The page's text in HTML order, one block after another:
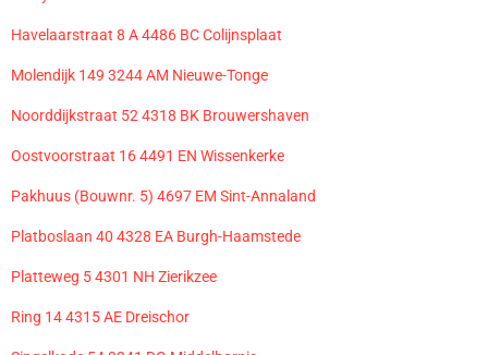
Havelaarstraat 8 A 4486 BC Colijnsplaat
Molendijk 149 3244 AM Nieuwe-Tonge
Noorddijkstraat 52 4318 BK Brouwershaven
Oostvoorstraat 16 4491 EN Wissenkerke
Pakhuus (Bouwnr. 5) 4697 EM Sint-Annaland
Platboslaan 40 4328 EA Burgh-Haamstede
Platteweg 5 4301 NH Zierikzee
Ring 14 4315 AE Dreischor